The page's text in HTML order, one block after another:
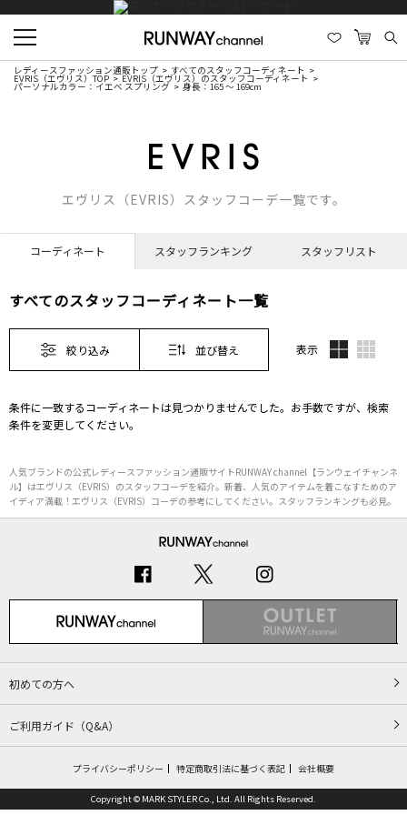
レディースファッション通販トップ すべてのスタッフコーディネート
EVRIS（エヴリス）TOP EVRIS（エヴリス）のスタッフコーディネート
パーソナルカラー：イエベ スプリング 身長：165 ～ 169cm
エヴリス（EVRIS）スタッフコーデ一覧です。
コーディネート スタッフランキング スタッフリスト
すべてのスタッフコーディネート一覧
絞り込み 並び替え 表示
条件に一致するコーディネートは見つかりませんでした。お手数ですが、検索
条件を変更してください。
人気ブランドの公式レディースファッション通販サイトRUNWAY channel【ランウェイチャンネ
ル】はエヴリス（EVRIS）のスタッフコーデを紹介。新着、人気のアイテムを着こなすためのア
イディア満載！エヴリス（EVRIS）コーデの参考にしてください。スタッフランキングも必見。
初めての方へ
ご利用ガイド（Q&A）
プライバシーポリシー 特定商取引法に基づく表記 会社概要
Copyright © MARK STYLER Co., Ltd. All Rights Reserved.